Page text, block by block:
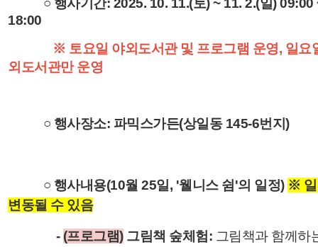
18:00
※ 토요일 야외도서관 및 프로그램 운영, 일요
외도서관만 운영
○ 행사장소: 파믹스가든(상일동 145-6번지)
○ 행사내용(10월 25일, '웰니스 쉼'의 일정) ※ 일
변동될 수 있음
- (프로그램)그림책 숲체험: 그림책과 함께하